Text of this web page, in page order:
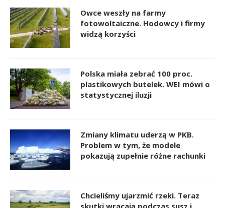
Owce weszły na farmy
fotowoltaiczne. Hodowcy i firmy
widzą korzyści
Polska miała zebrać 100 proc.
plastikowych butelek. WEI mówi o
statystycznej iluzji
Zmiany klimatu uderzą w PKB.
Problem w tym, że modele
pokazują zupełnie różne rachunki
Chcieliśmy ujarzmić rzeki. Teraz
skutki wracają podczas susz i